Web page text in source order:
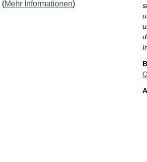
(Mehr Informationen)